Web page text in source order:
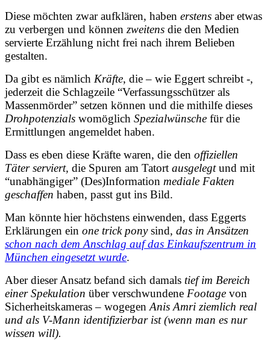
Diese möchten zwar aufklären, haben erstens aber etwas
zu verbergen und können zweitens die den Medien
servierte Erzählung nicht frei nach ihrem Belieben
gestalten.
Da gibt es nämlich Kräfte, die – wie Eggert schreibt -,
jederzeit die Schlagzeile “Verfassungsschützer als
Massenmörder” setzen können und die mithilfe dieses
Drohpotenzials womöglich Spezialwünsche für die
Ermittlungen angemeldet haben.
Dass es eben diese Kräfte waren, die den offiziellen
Täter serviert, die Spuren am Tatort ausgelegtund mit
“unabhängiger” (Des)Information mediale Fakten
geschaffen haben, passt gut ins Bild.
Man könnte hier höchstens einwenden, dass Eggerts
Erklärungen ein one trick ponysind, das in Ansätzen
schon nach dem Anschlag auf das Einkaufszentrum in
München eingesetzt wurde.
Aber dieser Ansatz befand sich damals tief im Bereich
einer Spekulation über verschwundene Footage von
Sicherheitskameras – wogegen Anis Amri ziemlich real
und als V-Mann identifizierbar ist (wenn man es nur
wissen will).